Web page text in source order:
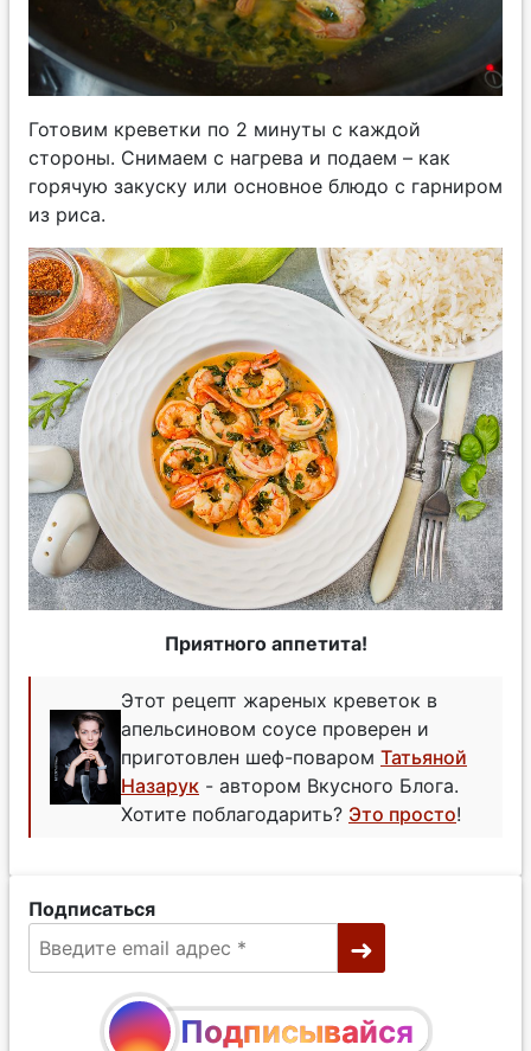
Готовим креветки по 2 минуты с каждой
стороны. Снимаем с нагрева и подаем – как
горячую закуску или основное блюдо с гарниром
из риса.
Приятного аппетита!
Этот рецепт жареных креветок в
апельсиновом соусе проверен и
приготовлен шеф-поваром Татьяной
Назарук - автором Вкусного Блога.
Хотите поблагодарить? Это просто!
Подписаться
Подписывайся